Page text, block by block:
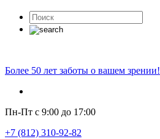
Более 50 лет заботы о вашем зрении!
Пн-Пт с 9:00 до 17:00
+7 (812) 310-92-82